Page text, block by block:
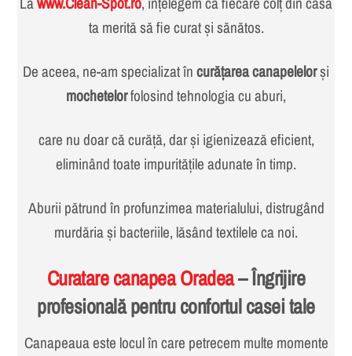
ta merită să fie curat și sănătos.
De aceea, ne-am specializat încurățarea canapelelorși
mochetelorfolosind tehnologia cu aburi,
care nu doar că curăță, dar și igienizează eficient,
eliminând toate impuritățile adunate în timp.
Aburii pătrund în profunzimea materialului, distrugând
murdăria și bacteriile, lăsând textilele ca noi.
Curatare canapea Oradea– Îngrijire
profesională pentru confortul casei tale
Canapeaua este locul în care petrecem multe momente